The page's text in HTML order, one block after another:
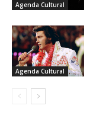
Agenda Cultural
Agenda Cultural